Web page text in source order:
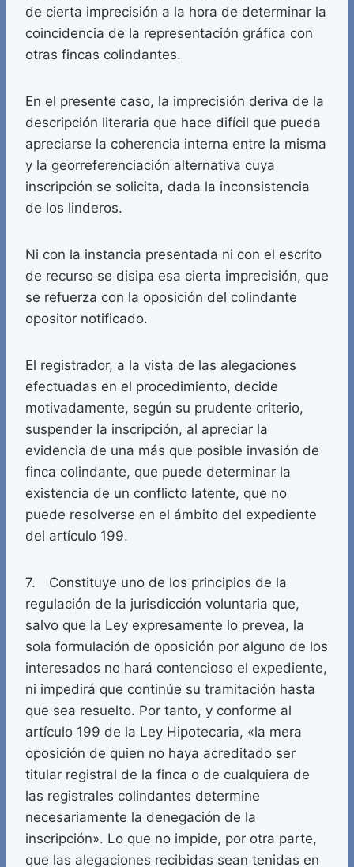
de cierta imprecisión a la hora de determinar la
coincidencia de la representación gráfica con
otras fincas colindantes.
En el presente caso, la imprecisión deriva de la
descripción literaria que hace difícil que pueda
apreciarse la coherencia interna entre la misma
y la georreferenciación alternativa cuya
inscripción se solicita, dada la inconsistencia
de los linderos.
Ni con la instancia presentada ni con el escrito
de recurso se disipa esa cierta imprecisión, que
se refuerza con la oposición del colindante
opositor notificado.
El registrador, a la vista de las alegaciones
efectuadas en el procedimiento, decide
motivadamente, según su prudente criterio,
suspender la inscripción, al apreciar la
evidencia de una más que posible invasión de
finca colindante, que puede determinar la
existencia de un conflicto latente, que no
puede resolverse en el ámbito del expediente
del artículo 199.
7. Constituye uno de los principios de la
regulación de la jurisdicción voluntaria que,
salvo que la Ley expresamente lo prevea, la
sola formulación de oposición por alguno de los
interesados no hará contencioso el expediente,
ni impedirá que continúe su tramitación hasta
que sea resuelto. Por tanto, y conforme al
artículo 199 de la Ley Hipotecaria, «la mera
oposición de quien no haya acreditado ser
titular registral de la finca o de cualquiera de
las registrales colindantes determine
necesariamente la denegación de la
inscripción». Lo que no impide, por otra parte,
que las alegaciones recibidas sean tenidas en